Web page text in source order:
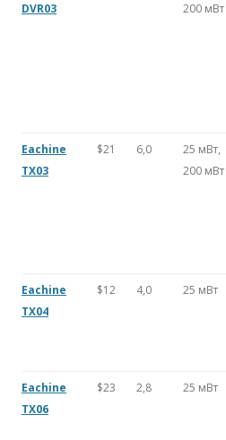
DVR03
200 мВт
Eachine
TX03
$21 6,0
25 мВт,
200 мВт
Eachine
TX04
$12 4,0 25 мВт
Eachine
TX06
$23 2,8 25 мВт